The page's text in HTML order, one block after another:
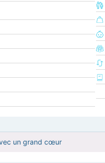
un grand cœur